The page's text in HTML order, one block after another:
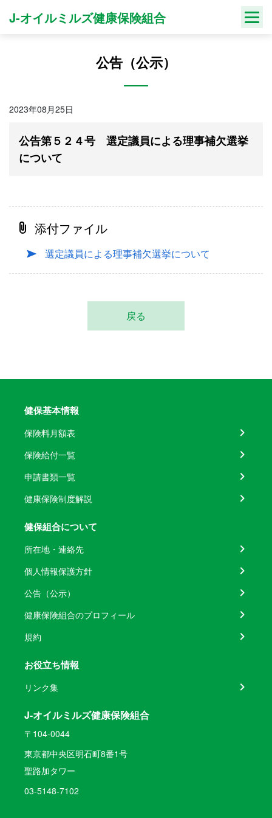
J-オイルミルズ健康保険組合
公告（公示）
2023年08月25日
公告第５２４号 選定議員による理事補欠選挙
について
添付ファイル
選定議員による理事補欠選挙について
戻る
健保基本情報
保険料月額表
保険給付一覧
申請書類一覧
健康保険制度解説
健保組合について
所在地・連絡先
個人情報保護方針
公告（公示）
健康保険組合のプロフィール
規約
お役立ち情報
リンク集
J-オイルミルズ健康保険組合
〒104-0044
東京都中央区明石町8番1号
聖路加タワー
03-5148-7102